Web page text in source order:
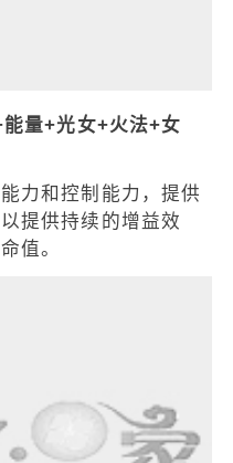
量+光女+火法+女
力和控制能力，提供
提供持续的增益效
值。